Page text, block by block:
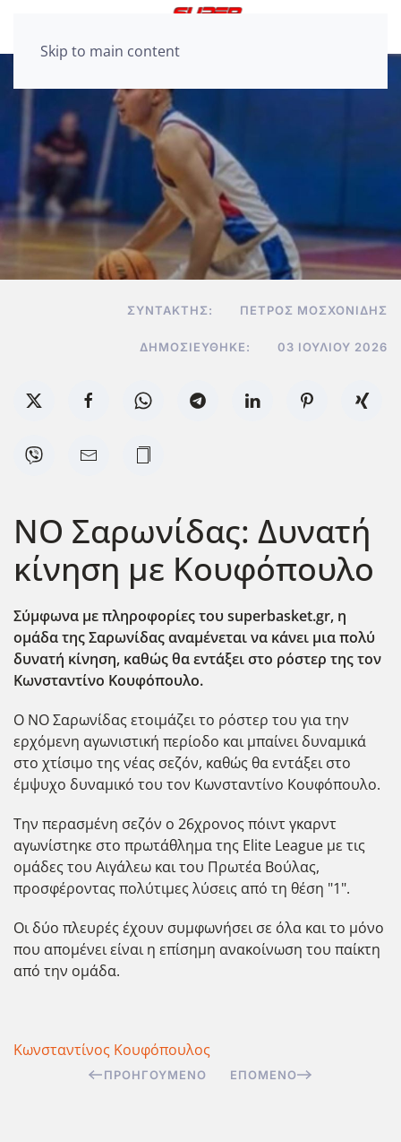
Skip to main content
ΣΥΝΤΆΚΤΗΣ: ΠΈΤΡΟΣ ΜΟΣΧΟΝΊΔΗΣ
ΔΗΜΟΣΙΕΎΘΗΚΕ: 03 ΙΟΥΛΊΟΥ 2026
ΝΟ Σαρωνίδας: Δυνατή
κίνηση με Κουφόπουλο
Σύμφωνα με πληροφορίες του superbasket.gr, η
ομάδα της Σαρωνίδας αναμένεται να κάνει μια πολύ
δυνατή κίνηση, καθώς θα εντάξει στο ρόστερ της τον
Κωνσταντίνο Κουφόπουλο.
Ο ΝΟ Σαρωνίδας ετοιμάζει το ρόστερ του για την
ερχόμενη αγωνιστική περίοδο και μπαίνει δυναμικά
στο χτίσιμο της νέας σεζόν, καθώς θα εντάξει στο
έμψυχο δυναμικό του τον Κωνσταντίνο Κουφόπουλο.
Την περασμένη σεζόν ο 26χρονος πόιντ γκαρντ
αγωνίστηκε στο πρωτάθλημα της Elite League με τις
ομάδες του Αιγάλεω και του Πρωτ΄εα Βούλας,
προσφέροντας πολύτιμες λύσεις από τη θέση "1".
Οι δύο πλευρές έχουν συμφωνήσει σε όλα και το μόνο
που απομένει είναι η επίσημη ανακοίνωση του παίκτη
από την ομάδα.
Κωνσταντίνος Κουφόπουλος
ΠΡΟΗΓΟΎΜΕΝΟ ΕΠΌΜΕΝΟ